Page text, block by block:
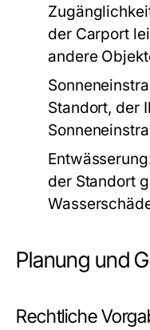
der Carport
andere
Standort, der
der Standort
Planung und
Rechtliche